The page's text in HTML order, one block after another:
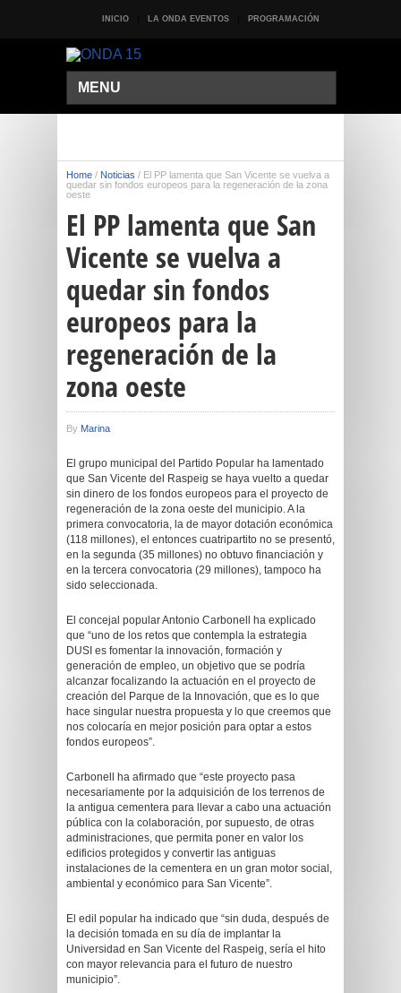
INICIO LA ONDA EVENTOS PROGRAMACIÓN
MENU
Home / Noticias / El PP lamenta que San Vicente se vuelva a
quedar sin fondos europeos para la regeneración de la zona
oeste
El PP lamenta que San
Vicente se vuelva a
quedar sin fondos
europeos para la
regeneración de la
zona oeste
By Marina
El grupo municipal del Partido Popular ha lamentado
que San Vicente del Raspeig se haya vuelto a quedar
sin dinero de los fondos europeos para el proyecto de
regeneración de la zona oeste del municipio. A la
primera convocatoria, la de mayor dotación económica
(118 millones), el entonces cuatripartito no se presentó,
en la segunda (35 millones) no obtuvo financiación y
en la tercera convocatoria (29 millones), tampoco ha
sido seleccionada.
El concejal popular Antonio Carbonell ha explicado
que “uno de los retos que contempla la estrategia
DUSI es fomentar la innovación, formación y
generación de empleo, un objetivo que se podría
alcanzar focalizando la actuación en el proyecto de
creación del Parque de la Innovación, que es lo que
hace singular nuestra propuesta y lo que creemos que
nos colocaría en mejor posición para optar a estos
fondos europeos”.
Carbonell ha afirmado que “este proyecto pasa
necesariamente por la adquisición de los terrenos de
la antigua cementera para llevar a cabo una actuación
pública con la colaboración, por supuesto, de otras
administraciones, que permita poner en valor los
edificios protegidos y convertir las antiguas
instalaciones de la cementera en un gran motor social,
ambiental y económico para San Vicente”.
El edil popular ha indicado que “sin duda, después de
la decisión tomada en su día de implantar la
Universidad en San Vicente del Raspeig, sería el hito
con mayor relevancia para el futuro de nuestro
municipio”.